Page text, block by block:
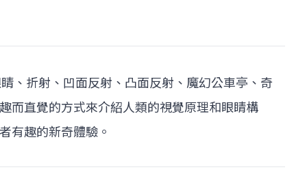
、折射、凹面反射、凸面反射、魔幻公車亭、奇
而直覺的方式來介紹人類的視覺原理和眼睛構
有趣的新奇體驗。